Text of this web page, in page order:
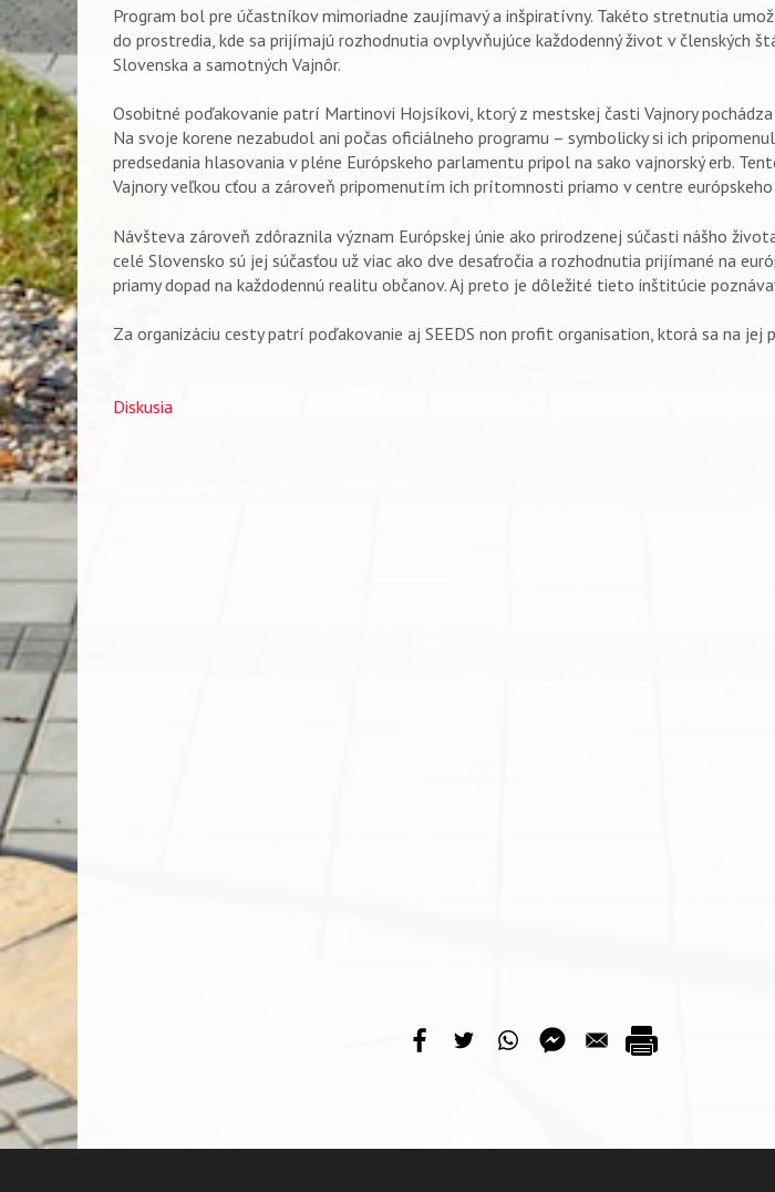
Program bol pre účastníkov mimoriadne zaujímavý a inšpiratívny. Takéto stretnutia
do prostredia, kde sa prijímajú rozhodnutia ovplyvňujúce každodenný život v členských
Slovenska a samotných Vajnôr.
Osobitné poďakovanie patrí Martinovi Hojsíkovi, ktorý z mestskej časti Vajnory
Na svoje korene nezabudol ani počas oficiálneho programu – symbolicky si ich
predsedania hlasovania v pléne Európskeho parlamentu pripol na sako vajnorský erb.
Vajnory veľkou cťou a zároveň pripomenutím ich prítomnosti priamo v centre európskeho
Návšteva zároveň zdôraznila význam Európskej únie ako prirodzenej súčasti nášho
celé Slovensko sú jej súčasťou už viac ako dve desaťročia a rozhodnutia prijímané na
priamy dopad na každodennú realitu občanov. Aj preto je dôležité tieto inštitúcie
Za organizáciu cesty patrí poďakovanie aj SEEDS non profit organisation, ktorá sa na jej
Diskusia